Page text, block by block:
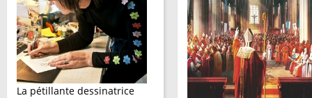
La pétillante dessinatrice